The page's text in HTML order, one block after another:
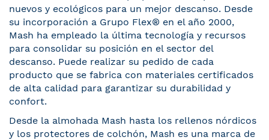
nuevos y ecológicos para un mejor descanso. Desde
su incorporación a Grupo Flex® en el año 2000,
Mash ha empleado la última tecnología y recursos
para consolidar su posición en el sector del
descanso. Puede realizar su pedido de cada
producto que se fabrica con materiales certificados
de alta calidad para garantizar su durabilidad y
confort.
Desde la almohada Mash hasta los rellenos nórdicos
y los protectores de colchón, Mash es una marca de